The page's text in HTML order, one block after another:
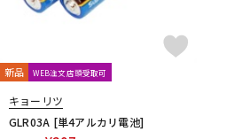
新品 WEB注文店頭受取可
キョーリツ
GLR03A [単4アルカリ電池]